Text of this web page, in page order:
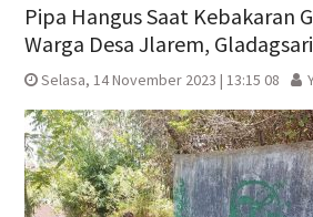
Pipa Hangus Saat Kebakaran
Warga Desa Jlarem,
Selasa, 14 November 2023 | 13:15 08